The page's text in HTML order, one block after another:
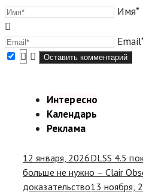
Имя*
Интересно
Календарь
Реклама
12 января, 2026DLSS 4.5
больше не нужно – Clair
доказательство13 ноября,